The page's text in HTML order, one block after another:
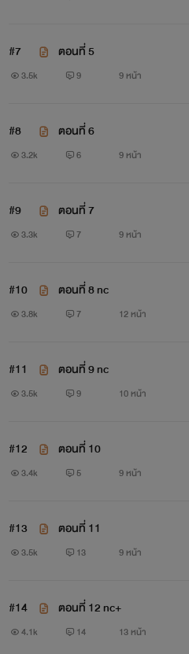
เมียนอก หัวใจ
Nongnoi
www.mebmarket.com
“ฟ้า...ฟ้าใช่ไหม” คนที่มีสติ
บางของคนตัวเล็ก ก่อนจะรวบเ
ยังพูดไม่รู้เรื่อง บวกกับตอนนี้ร่า
แปลกๆ บดินทร์จึงจัดการพลิ
ค่ะ”“ฟ้า อืม....” เสียงหวานแผ่ว
หาได้มีสตินึกรู้ไม่ว่านั้นไม่ใช่เมียรั
เบิกโพลงดิ้นร้นหาทางพาตัวเอง
เธอนั้นทับเอาไว้แน่น ทั้งสองแข
เรียวลิ้นไล้ต้อนเข้าไปในโพรงป
เธอ
#7 ตอนที่ 5
3.5k 9 9 หน้า
#8 ตอนที่ 6
3.2k 6 9 หน้า
#9 ตอนที่ 7
3.3k 7 9 หน้า
#10 ตอนที่ 8 nc
3.8k 7 12 หน้า
#11 ตอนที่ 9 nc
3.5k 9 10 หน้า
#12 ตอนที่ 10
3.4k 5 9 หน้า
#13 ตอนที่ 11
3.5k 13 9 หน้า
#14 ตอนที่ 12 nc+
4.1k 14 13 หน้า